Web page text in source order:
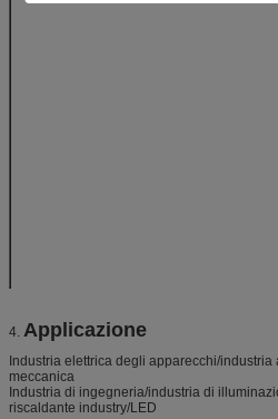
4. Applicazione
Industria elettrica degli apparecchi/
meccanica
Industria di ingegneria/industria di
riscaldante industry/LED